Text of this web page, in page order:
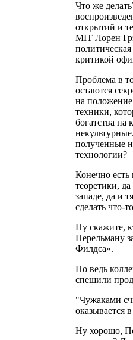
Что же
открытий и
MIT Лорен
критикой
Проблема в
остаются
на положение
техники,
богатства
полученные
технологии?
Конечно есть
теоретики,
западе, да и
сделать что-
Ну скажите,
Перельману
Филдса».
Но ведь
спешили
"Чужаками
оказывается
Ну хорошо,